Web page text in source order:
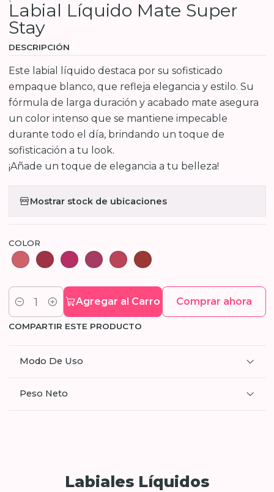
Labial Líquido Mate Super
Stay
DESCRIPCIÓN
Este labial líquido destaca por su sofisticado
empaque blanco, que refleja elegancia y estilo. Su
fórmula de larga duración y acabado mate asegura
un color intenso que se mantiene impecable
durante todo el día, brindando un toque de
sofisticación a tu look.
¡Añade un toque de elegancia a tu belleza!
Mostrar stock de ubicaciones
COLOR
Cantidad
Agregar al Carro Comprar ahora
COMPARTIR ESTE PRODUCTO
Modo De Uso
Peso Neto
Labiales Líquidos